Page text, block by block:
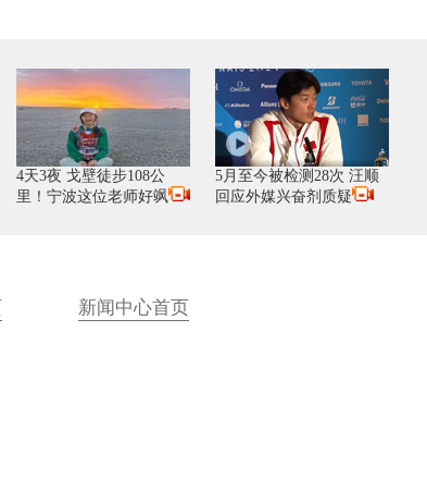
4天3夜 戈壁徒步108公
里！宁波这位老师好飒
5月至今被检测28次 汪顺
回应外媒兴奋剂质疑
新闻中心首页